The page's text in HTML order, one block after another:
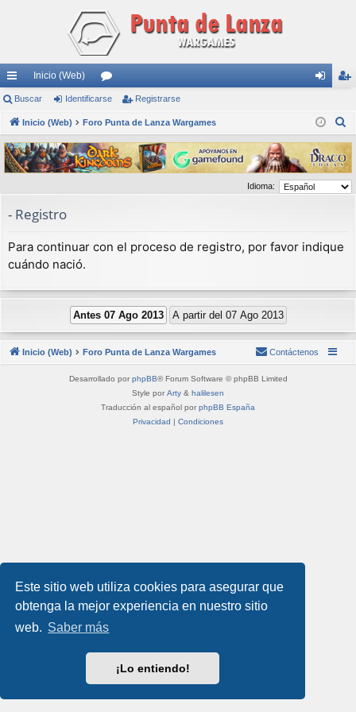
Este sitio web utiliza cookies para asegurar que
obtenga la mejor experiencia en nuestro sitio
web. Saber más
¡Lo entiendo!
nl
ac
es
rá
pi
do
s
Inicio (Web)
or
os nti
fic
ar
se
ist
ra
rs
e
Buscar Identificarse Registrarse
Inicio (Web) Foro Punta de Lanza Wargames
s
c
a
Idioma:
- Registro
Para continuar con el proceso de registro, por favor indique
cuándo nació.
Inicio (Web) Foro Punta de Lanza Wargames Contáctenos
Desarrollado por phpBB® Forum Software © phpBB Limited
Style por Arty & halilesen
Traducción al español por phpBB España
Privacidad | Condiciones